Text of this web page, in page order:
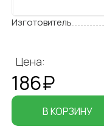
Изготовитель
Цена:
186₽
В КОРЗИНУ